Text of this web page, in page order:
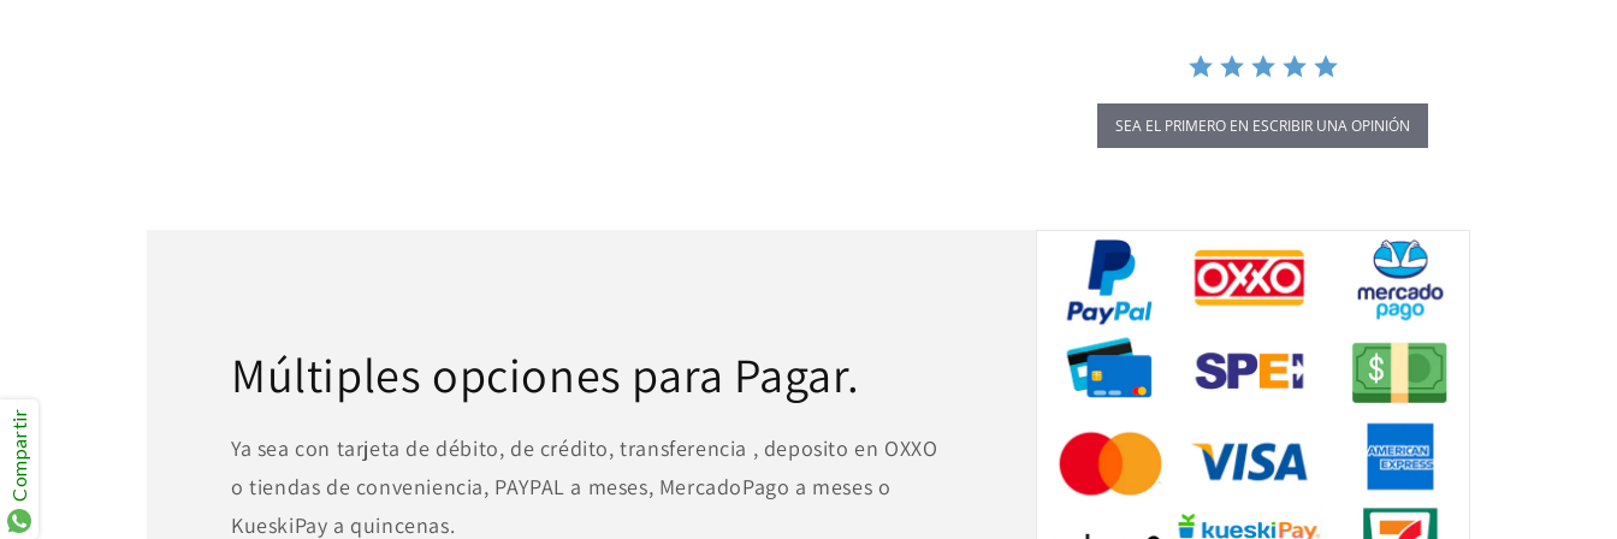
SEA EL PRIMERO EN ESCRIBIR UNA OPINIÓN
Múltiples opciones para Pagar.
Ya sea con tarjeta de débito, de crédito, transferencia , deposito en OXXO
o tiendas de conveniencia, PAYPAL a meses, MercadoPago a meses o
KueskiPay a quincenas.
Compartir